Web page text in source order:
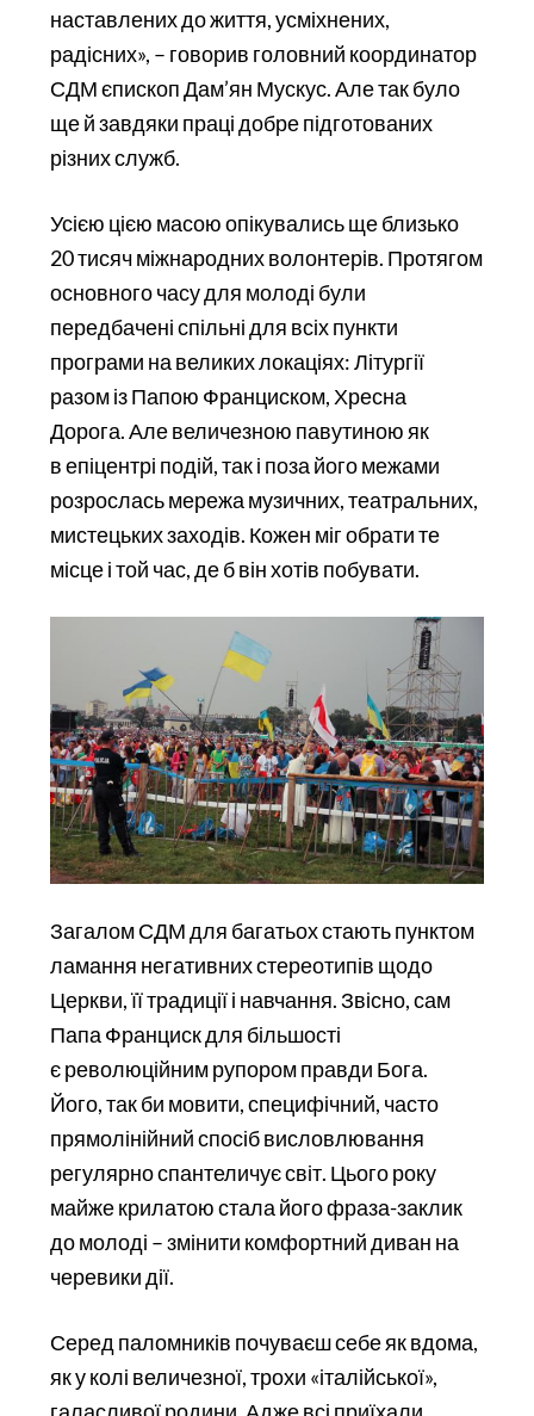
наставлених до життя, усміхнених,
радісних», – говорив головний координатор
СДМ єпископ Дам’ян Мускус. Але так було
ще й завдяки праці добре підготованих
різних служб.
Усією цією масою опікувались ще близько
20 тисяч міжнародних волонтерів. Протягом
основного часу для молоді були
передбачені спільні для всіх пункти
програми на великих локаціях: Літургії
разом із Папою Франциском, Хресна
Дорога. Але величезною павутиною як
в епіцентрі подій, так і поза його межами
розрослась мережа музичних, театральних,
мистецьких заходів. Кожен міг обрати те
місце і той час, де б він хотів побувати.
Загалом СДМ для багатьох стають пунктом
ламання негативних стереотипів щодо
Церкви, її традиції і навчання. Звісно, сам
Папа Франциск для більшості
є революційним рупором правди Бога.
Його, так би мовити, специфічний, часто
прямолінійний спосіб висловлювання
регулярно спантеличує світ. Цього року
майже крилатою стала його фраза-заклик
до молоді – змінити комфортний диван на
черевики дії.
Серед паломників почуваєш себе як вдома,
як у колі величезної, трохи «італійської»,